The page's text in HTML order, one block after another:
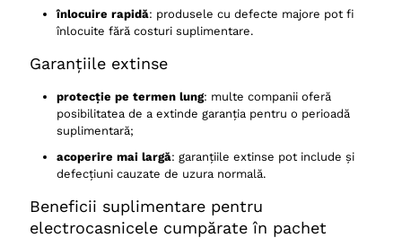
înlocuire rapidă: produsele cu defecte majore pot fi
înlocuite fără costuri suplimentare.
Garanțiile extinse
protecție pe termen lung: multe companii oferă
posibilitatea de a extinde garanția pentru o perioadă
suplimentară;
acoperire mai largă: garanțiile extinse pot include și
defecțiuni cauzate de uzura normală.
Beneficii suplimentare pentru
electrocasnicele cumpărate în pachet